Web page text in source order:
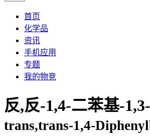
首页
化学品
资讯
手机应用
专题
我的物竞
反,反-1,4-二苯基-
trans,trans-1,4-